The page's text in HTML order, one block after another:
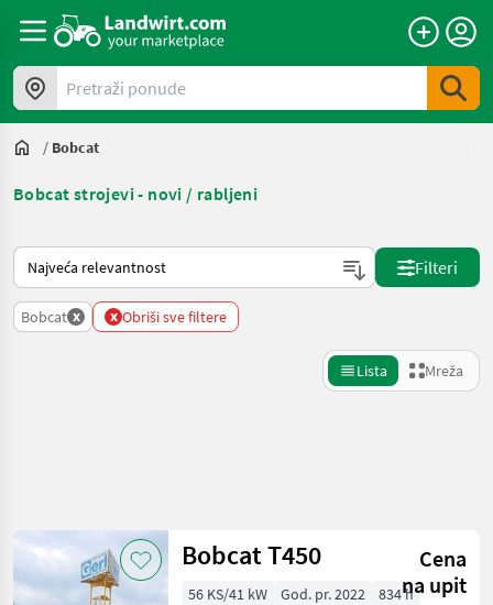
Pretraži ponude
/ Bobcat
Bobcat strojevi - novi / rabljeni
Način na koji sortira Landwirt.com
Filteri
Bobcat x x Obriši sve filtere
Lista Mreža
Kategorija 1 Država Filteri
Bobcat T450
Cena
na upit
56 KS/41 kW God. pr. 2022 834 h